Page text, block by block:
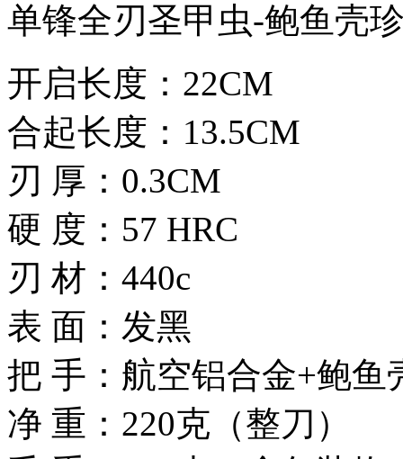
单锋全刃圣甲虫-鲍鱼壳
开启长度：22CM
合起长度：13.5CM
刃 厚：0.3CM
硬 度：57 HRC
刃 材：440c
表 面：发黑
把 手：航空铝合金+鲍鱼
净 重：220克（整刀）